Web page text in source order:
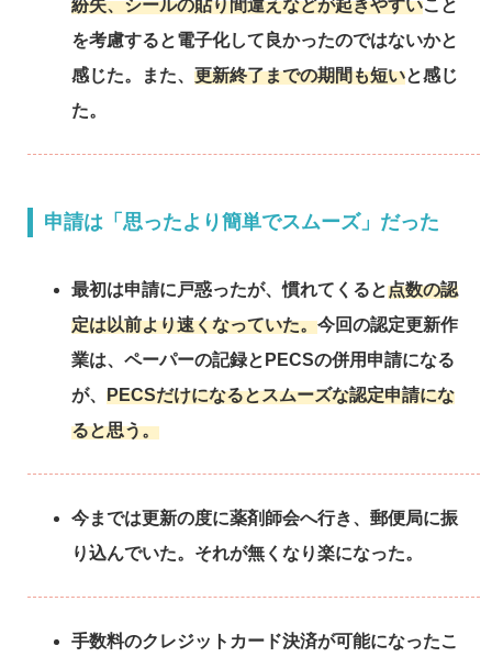
紛失、シールの貼り間違えなどが起きやすいこと
を考慮すると電子化して良かったのではないかと
感じた。また、 更新終了までの期間も短いと感じ
た。
申請は「思ったより簡単でスムーズ」だった
最初は申請に戸惑ったが、慣れてくると点数の認
定は以前より速くなっていた。今回の認定更新作
業は、ペーパーの記録とPECSの併用申請になる
が、 PECSだけになるとスムーズな認定申請にな
ると思う。
今までは更新の度に薬剤師会へ行き、郵便局に振
り込んでいた。それが無くなり楽になった。
手数料のクレジットカード決済が可能になったこ